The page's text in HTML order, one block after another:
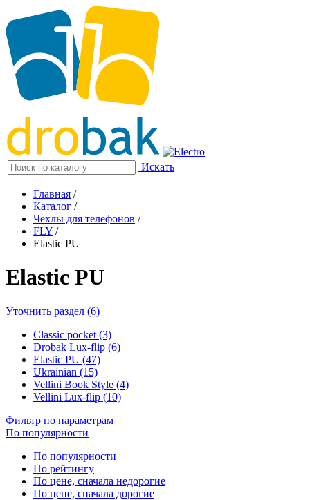
Искать
Главная /
Каталог /
Чехлы для телефонов /
FLY /
Elastic PU
Elastic PU
Уточнить раздел (6)
Classic pocket (3)
Drobak Lux-flip (6)
Elastic PU (47)
Ukrainian (15)
Vellini Book Style (4)
Vellini Lux-flip (10)
Фильтр по параметрам
По популярности
По популярности
По рейтингу
По цене, сначала недорогие
По цене, сначала дорогие